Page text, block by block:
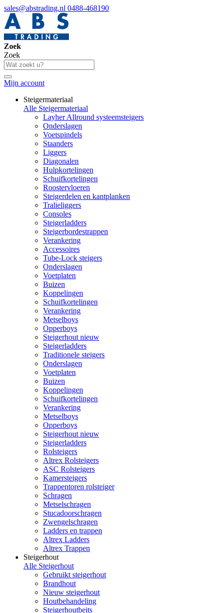
sales@abstrading.nl 0488-468190
Zoek
Zoek
Mijn account
Steigermateriaal
Alle Steigermateriaal
Layher Allround systeemsteigers
Onderslagen
Voetspindels
Staanders
Liggers
Diagonalen
Hulpkortelingen
Schuifkortelingen
Roostervloeren
Steigerdelen en kantplanken
Tralieliggers
Consoles
Steigerladders
Steigerbordestrappen
Verankering
Accessoires
Tube-Lock steigers
Onderslagen
Voetplaten
Buizen
Koppelingen
Schuifkortelingen
Verankering
Metselboys
Opperboys
Steigerhout nieuw
Steigerladders
Traditionele steigers
Onderslagen
Voetplaten
Buizen
Koppelingen
Schuifkortelingen
Verankering
Metselboys
Opperboys
Steigerhout nieuw
Steigerladders
Rolsteigers
Altrex Rolsteigers
ASC Rolsteigers
Kamersteigers
Trappentoren rolsteiger
Schragen
Metselschragen
Stucadoorschragen
Zwengelschragen
Ladders en trappen
Altrex Ladders
Altrex Trappen
Steigerhout
Alle Steigerhout
Gebruikt steigerhout
Brandhout
Nieuw steigerhout
Houtbehandeling
Steigerhoutbeits